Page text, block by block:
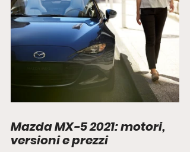
Mazda MX-5 2021: motori,
versioni e prezzi